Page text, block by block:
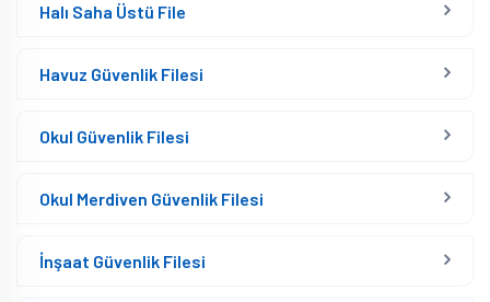
Halı Saha Üstü File
Havuz Güvenlik Filesi
Okul Güvenlik Filesi
Okul Merdiven Güvenlik Filesi
İnşaat Güvenlik Filesi